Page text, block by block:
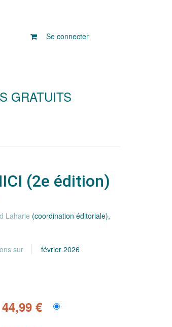
Se connecter
GRATUITS
(2e édition)
Laharie (coordination éditoriale),
sur février 2026
44,99 €